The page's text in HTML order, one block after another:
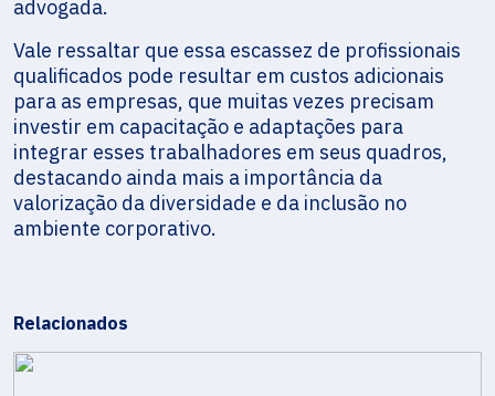
advogada.
Vale ressaltar que essa escassez de profissionais
qualificados pode resultar em custos adicionais
para as empresas, que muitas vezes precisam
investir em capacitação e adaptações para
integrar esses trabalhadores em seus quadros,
destacando ainda mais a importância da
valorização da diversidade e da inclusão no
ambiente corporativo.
Relacionados